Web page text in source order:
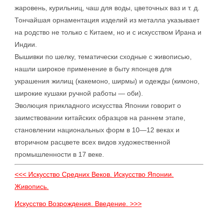
жаровень, курильниц, чаш для воды, цветочных ваз и т. д.
Тончайшая орнаментация изделий из металла указывает
на родство не только с Китаем, но и с искусством Ирана и
Индии.
Вышивки по шелку, тематически сходные с живописью,
нашли широкое применение в быту японцев для
украшения жилищ (какемоно, ширмы) и одежды (кимоно,
широкие кушаки ручной работы — оби).
Эволюция прикладного искусства Японии говорит о
заимствовании китайских образцов на раннем этапе,
становлении национальных форм в 10—12 веках и
вторичном расцвете всех видов художественной
промышленности в 17 веке.
<<< Искусство Средних Веков. Искусство Японии.
Живопись.
Искусство Возрождения. Введение. >>>